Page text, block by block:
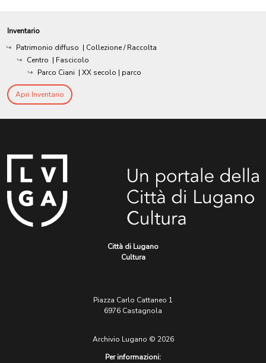
Inventario
Patrimonio diffuso | Collezione / Raccolta
Centro | Fascicolo
Parco Ciani | XX secolo | parco
Apri Inventario
Città di Lugano
Cultura
Piazza Carlo Cattaneo 1
6976 Castagnola
Archivio Lugano © 2026
Per informazioni: